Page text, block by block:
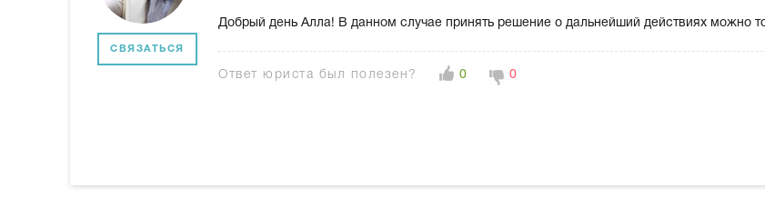
СВЯЗАТЬСЯ
Добрый день Алла! В данном случае принять решение о дальнейший действиях можно
Ответ юриста был полезен? 0 0